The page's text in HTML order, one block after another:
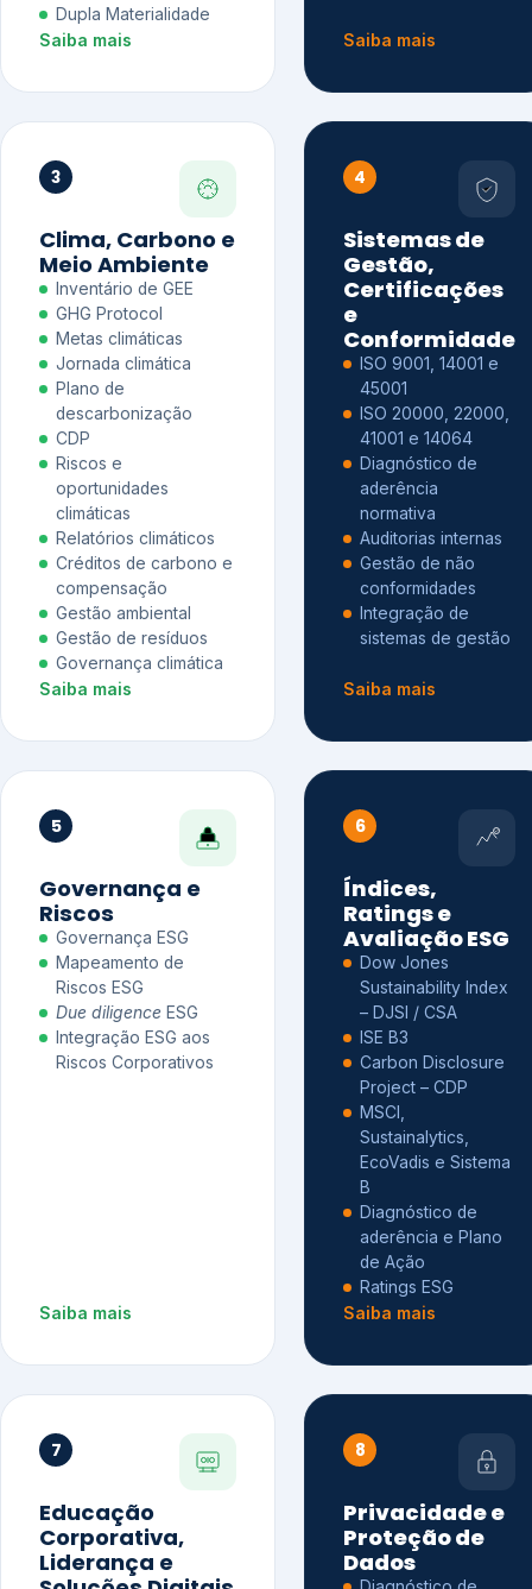
Dupla Materialidade
Saiba mais
Saiba mais
3
Clima, Carbono e
Meio Ambiente
Inventário de GEE
GHG Protocol
Metas climáticas
Jornada climática
Plano de
descarbonização
CDP
Riscos e
oportunidades
climáticas
Relatórios climáticos
Créditos de carbono e
compensação
Gestão ambiental
Gestão de resíduos
Governança climática
Saiba mais
4
Sistemas de
Gestão,
Certificações
e
Conformidade
ISO 9001, 14001 e
45001
ISO 20000, 22000,
41001 e 14064
Diagnóstico de
aderência
normativa
Auditorias internas
Gestão de não
conformidades
Integração de
sistemas de gestão
Saiba mais
5
Governança e
Riscos
Governança ESG
Mapeamento de
Riscos ESG
Due diligence ESG
Integração ESG aos
Riscos Corporativos
Saiba mais
6
Índices,
Ratings e
Avaliação ESG
Dow Jones
Sustainability Index
– DJSI / CSA
ISE B3
Carbon Disclosure
Project – CDP
MSCI,
Sustainalytics,
EcoVadis e Sistema
B
Diagnóstico de
aderência e Plano
de Ação
Ratings ESG
Saiba mais
7
Educação
Corporativa,
Liderança e
8
Privacidade e
Proteção de
Dados